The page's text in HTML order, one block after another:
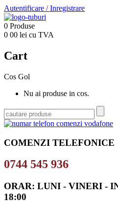
Autentificare /Inregistrare
0 Produse
0 00 lei cu TVA
Cart
Cos Gol
Nu ai produse in cos.
COMENZI TELEFONICE
0744 545 936
ORAR: LUNI - VINERI -
18:00